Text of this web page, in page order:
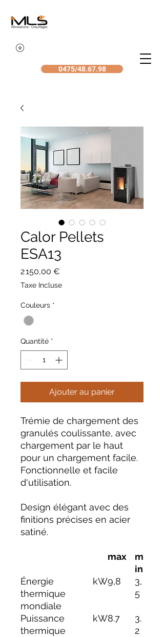
0475/48.67.98
Calor Pellets
ESA13
2 150,00 €
Taxe Incluse
Couleurs *
Quantité *
Ajouter au panier
Trémie de chargement des
granulés coulissante, avec
chargement par le haut
pour un chargement facile.
Fonctionnelle et facile
d'utilisation.
Design élégant avec des
finitions précises en acier
satiné.
max
m
in
Énergie
thermique
mondiale
kW9,8
3,
5
Puissance
thermique
kW8.7
3.
2